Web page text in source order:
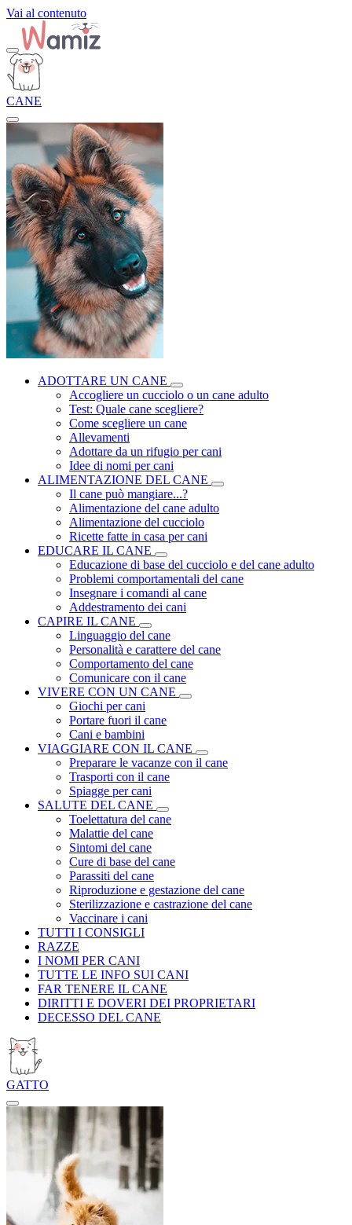
Vai al contenuto
CANE
ADOTTARE UN CANE
Accogliere un cucciolo o un cane adulto
Test: Quale cane scegliere?
Come scegliere un cane
Allevamenti
Adottare da un rifugio per cani
Idee di nomi per cani
ALIMENTAZIONE DEL CANE
Il cane può mangiare...?
Alimentazione del cane adulto
Alimentazione del cucciolo
Ricette fatte in casa per cani
EDUCARE IL CANE
Educazione di base del cucciolo e del cane adulto
Problemi comportamentali del cane
Insegnare i comandi al cane
Addestramento dei cani
CAPIRE IL CANE
Linguaggio del cane
Personalità e carattere del cane
Comportamento del cane
Comunicare con il cane
VIVERE CON UN CANE
Giochi per cani
Portare fuori il cane
Cani e bambini
VIAGGIARE CON IL CANE
Preparare le vacanze con il cane
Trasporti con il cane
Spiagge per cani
SALUTE DEL CANE
Toelettatura del cane
Malattie del cane
Sintomi del cane
Cure di base del cane
Parassiti del cane
Riproduzione e gestazione del cane
Sterilizzazione e castrazione del cane
Vaccinare i cani
TUTTI I CONSIGLI
RAZZE
I NOMI PER CANI
TUTTE LE INFO SUI CANI
FAR TENERE IL CANE
DIRITTI E DOVERI DEI PROPRIETARI
DECESSO DEL CANE
GATTO